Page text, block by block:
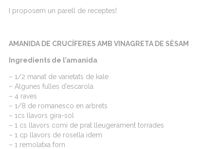
I proposem un parell de receptes!
AMANIDA DE CRUCÍFERES AMB VINAGRETA DE SÈSAM
Ingredients de l’amanida
– 1/2 manat de varietats de kale
– Algunes fulles d’escarola
– 4 raves
– 1/8 de romanesco en arbrets
– 1cs llavors gira-sol
– 1 cs llavors comí de prat lleugerament torrades
– 1 cp llavors de rosella idem
– 1 remolatxa forn